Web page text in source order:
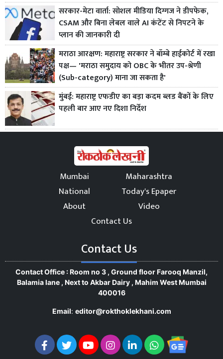
सरकार-मेटा वार्ता: सोशल मीडिया दिग्गज ने डीपफेक,
CSAM और बिना लेबल वाले AI कंटेंट से निपटने के
प्लान की जानकारी दी
मराठा आरक्षण: महाराष्ट्र सरकार ने बॉम्बे हाईकोर्ट में रखा
पक्ष— 'मराठा समुदाय को OBC के भीतर उप-श्रेणी
(Sub-category) माना जा सकता है'
मुंबई: महाराष्ट्र एफडीए का बड़ा कदम ब्लड बैंकों के लिए
पहली बार आए नए दिशा निर्देश
Mumbai
Maharashtra
National
Today's Epaper
About
Video
Contact Us
Contact Us
Contact Office : Room no 3 , Ground floor Farooq Manzil,
Balamia lane , Next to Akbar Dairy , Mahim West Mumbai
400016
Email: editor@rokthoklekhani.com